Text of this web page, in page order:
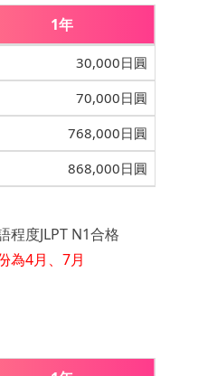
1年
30,000日圓
70,000日圓
768,000日圓
868,000日圓
程度JLPT N1合格
為4月、7月